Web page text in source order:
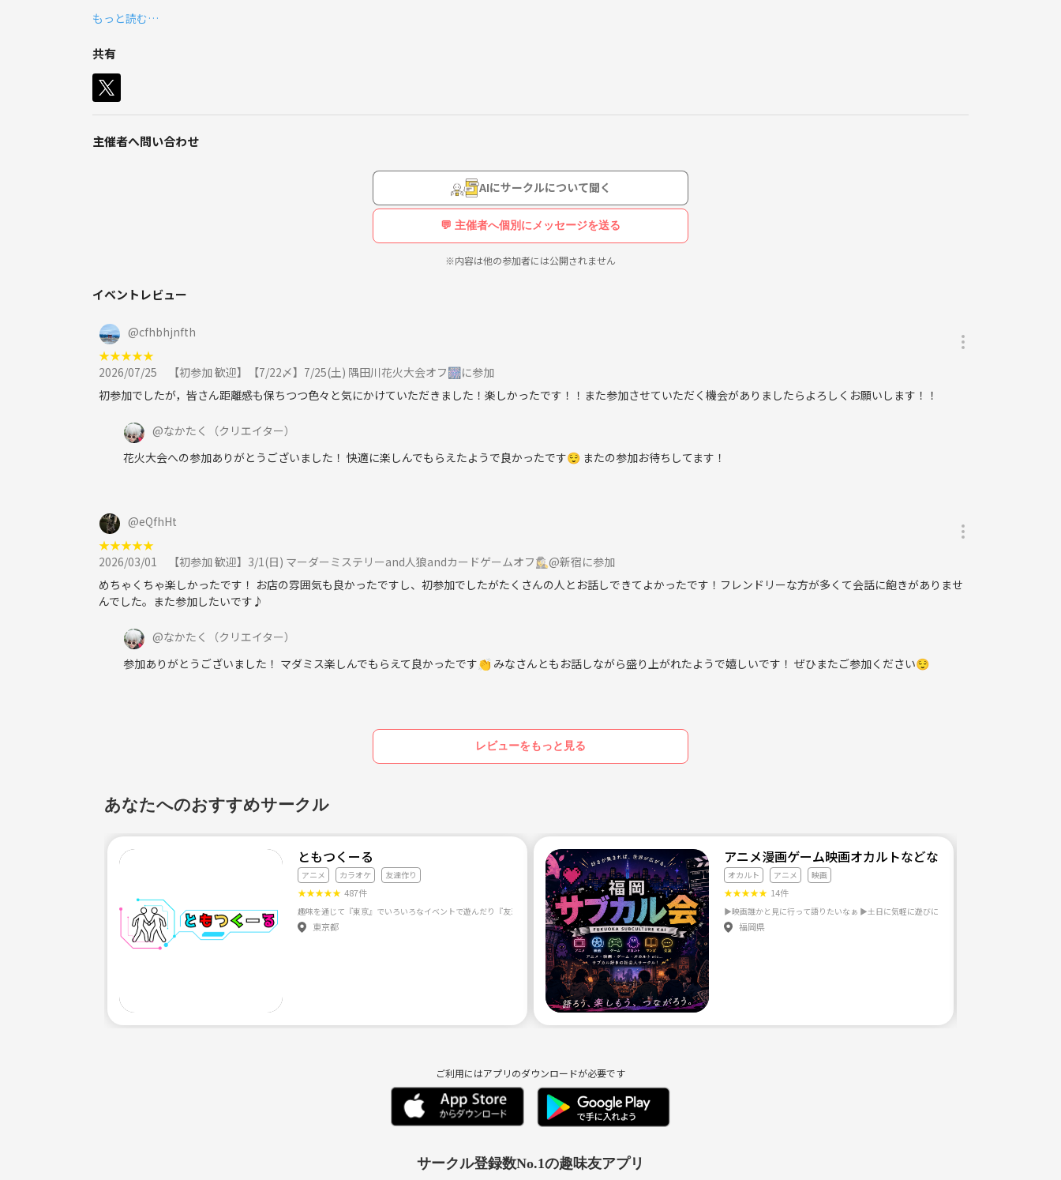
○場所：東京、神奈川等の関東近郊
○所属数：80名以上(少しづつ拡大)
○1回の活動の参加数：5〜30人程度(少人数でこじんまり楽しめるものから、大人数でわいわいできるものまで色々)
○年齢層：20代が過半数、残りは10代、30代
○男女比率：半々か若干女性多め
○初心者比率：毎回平均3-4割(初心者の方のリピート比率9割以上)
活動は季節の行事等 誰でも参加しやすい内容メインに、場所・お店・実施形態を固定していないので、1年を通して色んな活動を楽しむことができます💃
活動内容はオタクっぽくないかもしれませんが、会話はアニメやマンガ等のオタク話をしています🤭
「観てるアニメは少ないけど、好きなアニメを共有したい」
て調整しています😌
また、参加者の方も話すのが好きな方が多いので、初心者の方も自然と馴染むことができますし、話すのが苦手な方もウェルカムです🙌
毎回 初心者の方は居ながらも、メンバー総入れ替えにならないよう募集人数を抑えているので、馴染みのメンバーが出来て、何度も活動を楽しめると思います！
⬇サークルの雰囲気は以下の動画やブログで確認ください！
🎥活動まとめ動画
https://tunagate.com/blogs/eOedQGa1
📣これまでの活動報告(ブログ)
https://tunagate.com/circle/23298/more_blogs
【💰費用】
また、実際に継続参加いただける方を優先していることもあり、入会後3回目の活動参加時に上記 入会金を返金するデポジット制としております🙇‍♂️
ただし、それ以外の活動にかかる費用は実費を各自支払いとしているので、参加費自体は最低限※になっています〜！
※ビジネスではなく趣味として続けてきているので、利益を得ることを考えておりません。
○参加費の例
・レンタルスペースでの交流会/ゲーム会：1000-2000円
・カラオケ：2000-3000円
・レンタルスペースでのパーティー(料理作り含む)、BBQ、飲食店での飲み会：3000-5000円
・遊園地、レジャー施設：4000-6000円
・コスプレ：1-3万円
・旅行：2-5万円
○10-30代のオタク (ゆるオタでも大丈夫🙆)
○土日休みの方 (特に土曜に活動することが多いです)
○数あるオタクサークル(定期的にアニメ・漫画関連イベントを開催しているサークル)のなかでも本サークルで継続して活動したい方※
もっと読む…
共有
主催者へ問い合わせ
AIにサークルについて聞く
💬 主催者へ個別にメッセージを送る
※内容は他の参加者には公開されません
イベントレビュー
@cfhbhjnfth
★★★★★
2026/07/25
【初参加 歓迎】【7/22〆】7/25(土) 隅田川花火大会オフ🎆に参加
初参加でしたが，皆さん距離感も保ちつつ色々と気にかけていただきました！楽しかったです！！また参加させていただく機会がありましたらよろしくお願いします！！
@なかたく
（クリエイター）
花火大会への参加ありがとうございました！ 快適に楽しんでもらえたようで良かったです😌 またの参加お待ちしてます！
@eQfhHt
★★★★★
2026/03/01
【初参加 歓迎】3/1(日) マーダーミステリーand人狼andカードゲームオフ🕵️‍♀️@新宿に参加
めちゃくちゃ楽しかったです！ お店の雰囲気も良かったですし、初参加でしたがたくさんの人とお話しできてよかったです！フレンドリーな方が多くて会話に飽きがありませ
んでした。また参加したいです♪
@なかたく
（クリエイター）
参加ありがとうございました！ マダミス楽しんでもらえて良かったです👏 みなさんともお話しながら盛り上がれたようで嬉しいです！ ぜひまたご参加ください😌
レビューをもっと見る
あなたへのおすすめサークル
ともつくーる
アニメ カラオケ 友達作り
★★★★★ 487件
東京都
アニメ漫画ゲーム映画オカルトなどなどサブカル好きのた
オカルト アニメ 映画
★★★★★ 14件
福岡県
ご利用にはアプリのダウンロードが必要です
サークル登録数No.1の趣味友アプリ